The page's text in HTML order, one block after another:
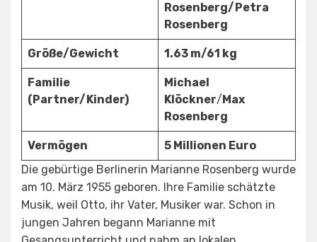
Rosenberg/Petra
Rosenberg
Größe/Gewicht 1.63 m/61 kg
Familie
(Partner/Kinder)
Michael
Klöckner/Max
Rosenberg
Vermögen
5 Millionen Euro
Die gebürtige Berlinerin Marianne Rosenberg wurde
am 10. März 1955 geboren. Ihre Familie schätzte
Musik, weil Otto, ihr Vater, Musiker war. Schon in
jungen Jahren begann Marianne mit